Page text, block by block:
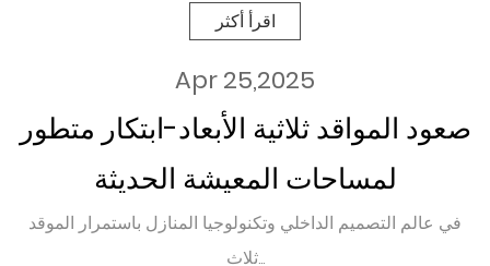
اقرأ أكثر
Apr 25,2025
صعود المواقد ثلاثية الأبعاد-ابتكار متطور
لمساحات المعيشة الحديثة
في عالم التصميم الداخلي وتكنولوجيا المنازل باستمرار الموقد
ثلاث...